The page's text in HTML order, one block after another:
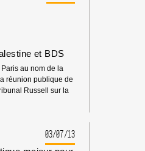
et BDS
au nom de la
réunion publique de
Russell sur la
03/07/13